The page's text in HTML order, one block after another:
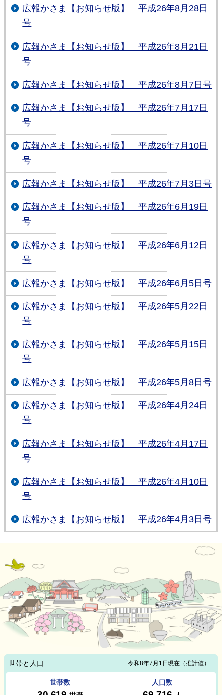
広報かさま【お知らせ版】 平成26年8月28日
号
広報かさま【お知らせ版】 平成26年8月21日
号
広報かさま【お知らせ版】 平成26年8月7日号
広報かさま【お知らせ版】 平成26年7月17日
号
広報かさま【お知らせ版】 平成26年7月10日
号
広報かさま【お知らせ版】 平成26年7月3日号
広報かさま【お知らせ版】 平成26年6月19日
号
広報かさま【お知らせ版】 平成26年6月12日
号
広報かさま【お知らせ版】 平成26年6月5日号
広報かさま【お知らせ版】 平成26年5月22日
号
広報かさま【お知らせ版】 平成26年5月15日
号
広報かさま【お知らせ版】 平成26年5月8日号
広報かさま【お知らせ版】 平成26年4月24日
号
広報かさま【お知らせ版】 平成26年4月17日
号
広報かさま【お知らせ版】 平成26年4月10日
号
広報かさま【お知らせ版】 平成26年4月3日号